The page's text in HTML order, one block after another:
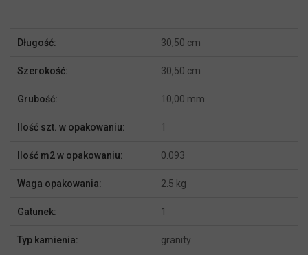
Długość: 30,50 cm
Szerokość: 30,50 cm
Grubość: 10,00 mm
Ilość szt. w opakowaniu: 1
Ilość m2 w opakowaniu: 0.093
Waga opakowania: 2.5 kg
Gatunek: 1
Typ kamienia: granity